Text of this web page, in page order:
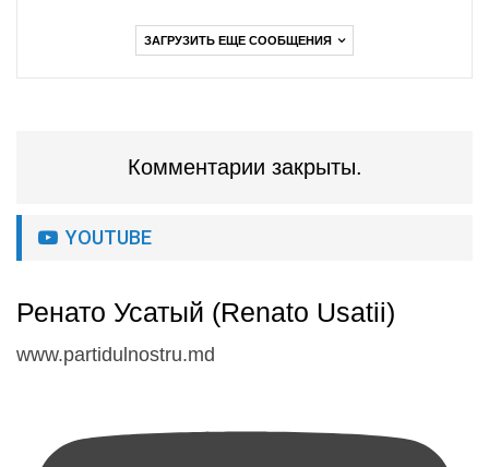
ЗАГРУЗИТЬ ЕЩЕ СООБЩЕНИЯ
Комментарии закрыты.
YOUTUBE
Ренато Усатый (Renato Usatii)
www.partidulnostru.md